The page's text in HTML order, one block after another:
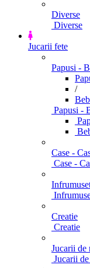
Diverse
Diverse
Jucarii fete
Papusi -
/
Papusi -
Case -
Case -
Creatie
Creatie
Jucarii de
Jucarii